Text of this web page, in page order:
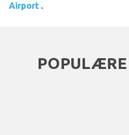
Airport .
POPULÆRE